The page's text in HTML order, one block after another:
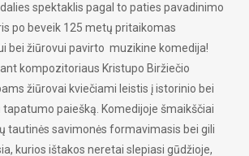
spektaklis pagal to paties pavadinimo
po beveik 125 metų pritaikomas
bei žiūrovui pavirto muzikine komedija!
kompozitoriaus Kristupo Biržiečio
žiūrovai kviečiami leistis į istorinio bei
paiešką. Komedijoje šmaikščiai
tautinės savimonės formavimasis bei gili
kurios ištakos neretai slepiasi gūdžioje,